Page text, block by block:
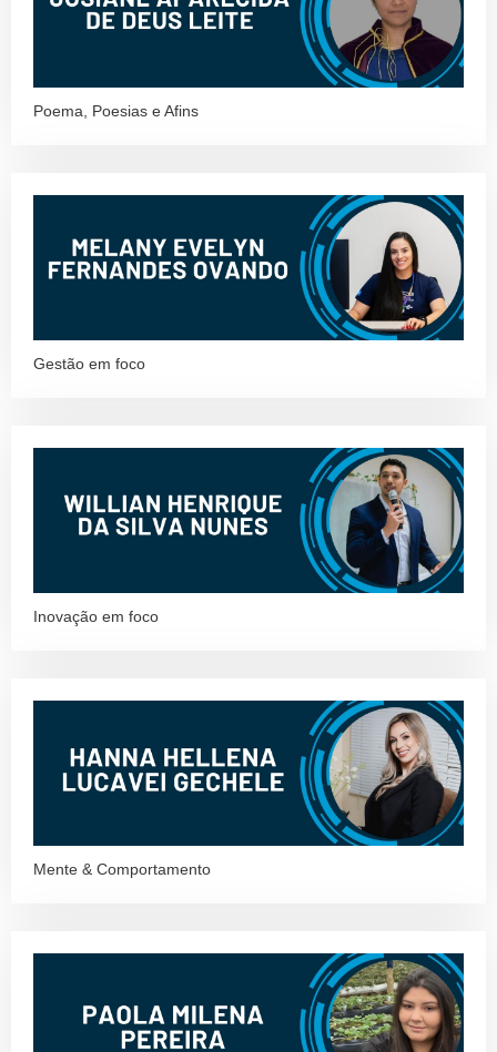
Poema, Poesias e Afins
Gestão em foco
Inovação em foco
Mente & Comportamento